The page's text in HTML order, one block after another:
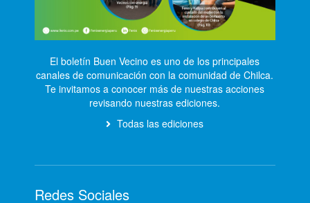
El boletín Buen Vecino es uno de los principales
canales de comunicación con la comunidad de Chilca.
Te invitamos a conocer más de nuestras acciones
revisando nuestras ediciones.
Todas las ediciones
Redes Sociales